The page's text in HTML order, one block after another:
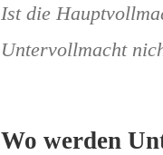
Ist die
Untervollmacht
Wo werden